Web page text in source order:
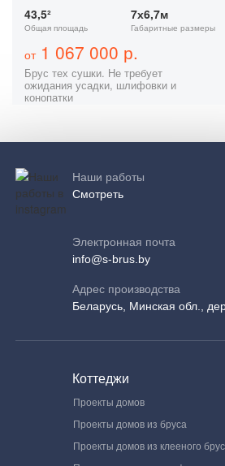
43,5²
Общая площадь
7х6,7м
Габаритные размеры
от1 067 000 р.
Брус тех сушки. Не требует
ожидания усадки, шлифовки и
конопатки
Наши работы
Смотреть
Электронная почта
info@s-brus.by
Адрес производства
Беларусь, Минская обл.,
Коттеджи
Проекты домов
Проекты домов из бруса
Проекты домов из клееного